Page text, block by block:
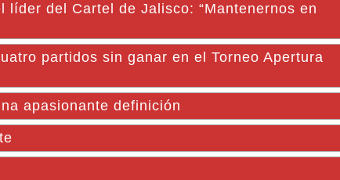
del Cartel de Jalisco: “Mantenernos en
partidos sin ganar en el Torneo Apertura
apasionante definición